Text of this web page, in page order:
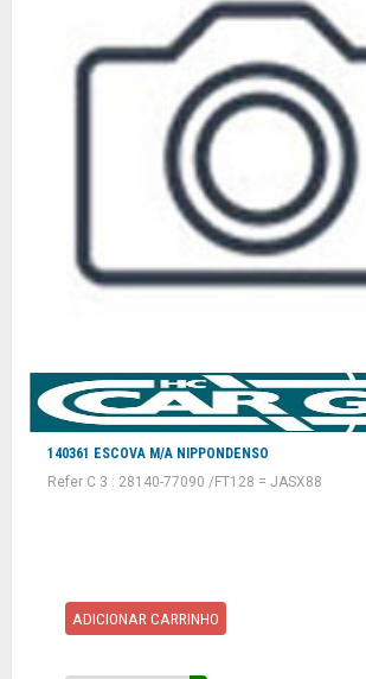
140361 ESCOVA M/A NIPPONDENSO
Refer C 3 : 28140-77090 /FT128 = JASX88
ADICIONAR CARRINHO